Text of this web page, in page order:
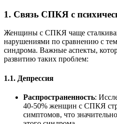
1. Связь СПКЯ с
Женщины с СПКЯ чаще
нарушениями по сравнению с
синдрома. Важные аспекты,
развитию таких проблем:
1.1. Депрессия
Распространенность:
40-50% женщин с СПКЯ
симптомов, что